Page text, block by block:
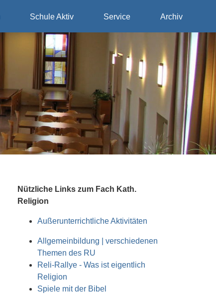
Schule Aktiv Service Archiv
Nützliche Links zum Fach Kath.
Religion
Außerunterrichtliche Aktivitäten
Allgemeinbildung | verschiedenen
Themen des RU
Reli-Rallye - Was ist eigentlich
Religion
Spiele mit der Bibel